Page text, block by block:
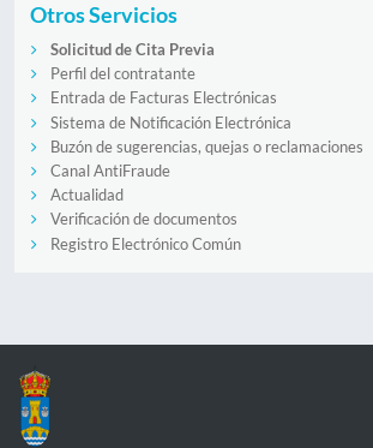
Otros Servicios
Solicitud de Cita Previa
Perfil del contratante
Entrada de Facturas Electrónicas
Sistema de Notificación Electrónica
Buzón de sugerencias, quejas o reclamaciones
Canal AntiFraude
Actualidad
Verificación de documentos
Registro Electrónico Común